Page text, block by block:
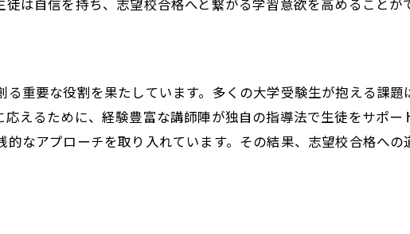
実践を重視した授業運営
田無町での成功事例を公開
は自信を持ち、志望校合格へと繋がる学習意欲を高めることが
重要な役割を果たしています。多くの大学受験生が抱える課
えるために、経験豊富な講師陣が独自の指導法で生徒をサポ
なアプローチを取り入れています。その結果、志望校合格へ